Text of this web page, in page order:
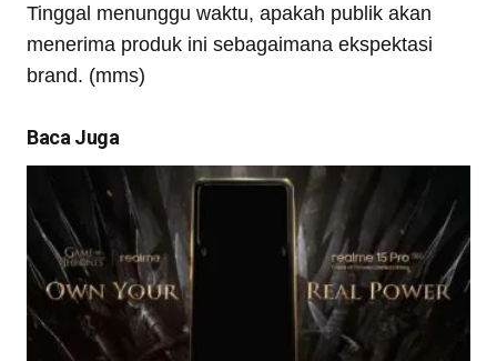
Tinggal menunggu waktu, apakah publik akan
menerima produk ini sebagaimana ekspektasi
brand. (mms)
Baca Juga